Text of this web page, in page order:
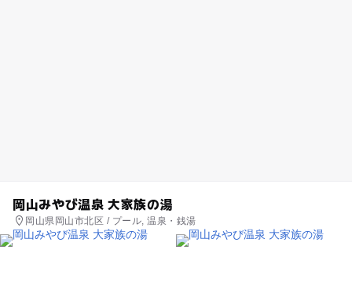
岡山みやび温泉 大家族の湯
岡山県岡山市北区 / プール, 温泉・銭湯